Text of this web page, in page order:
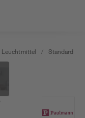
Leuchtmittel / Standard